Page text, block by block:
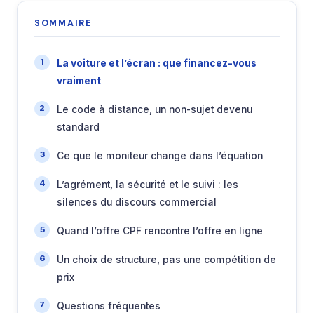
SOMMAIRE
La voiture et l’écran : que financez-vous
vraiment
Le code à distance, un non-sujet devenu
standard
Ce que le moniteur change dans l’équation
L’agrément, la sécurité et le suivi : les
silences du discours commercial
Quand l’offre CPF rencontre l’offre en ligne
Un choix de structure, pas une compétition de
prix
Questions fréquentes